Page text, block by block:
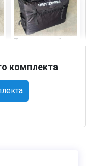
Текстильный
5 700
комплекта